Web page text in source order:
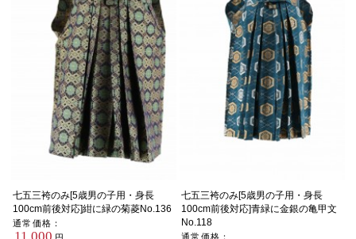
七五三袴のみ[5歳男の子用・身長
100cm前後対応]紺に緑の菊菱No.136
通常価格：
七五三袴のみ[5歳男の子用・身長
100cm前後対応]青緑に金銀の亀甲文
No.118
通常価格：